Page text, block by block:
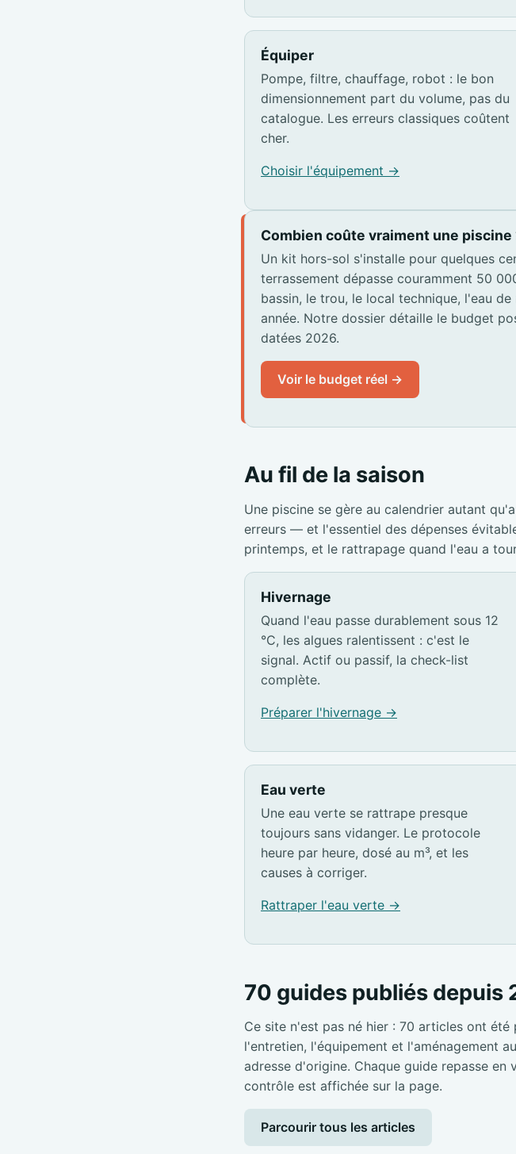
Équiper
Pompe, filtre, chauffage, robot : le bon
dimensionnement part du volume, pas du
catalogue. Les erreurs classiques coûtent
cher.
Choisir l'équipement →
Combien coûte vraiment une piscine
Un kit hors-sol s'installe pour quelques
terrassement dépasse couramment 50
bassin, le trou, le local technique, l'eau
année. Notre dossier détaille le budget
datées 2026.
Voir le budget réel →
Au fil de la saison
Une piscine se gère au calendrier autant
erreurs — et l'essentiel des dépenses
printemps, et le rattrapage quand l'eau a
Hivernage
Quand l'eau passe durablement sous 12
°C, les algues ralentissent : c'est le
signal. Actif ou passif, la check-list
complète.
Préparer l'hivernage →
Eau verte
Une eau verte se rattrape presque
toujours sans vidanger. Le protocole
heure par heure, dosé au m³, et les
causes à corriger.
Rattraper l'eau verte →
70 guides publiés depuis
Ce site n'est pas né hier : 70 articles ont
l'entretien, l'équipement et l'aménagement
adresse d'origine. Chaque guide repasse
contrôle est affichée sur la page.
Parcourir tous les articles